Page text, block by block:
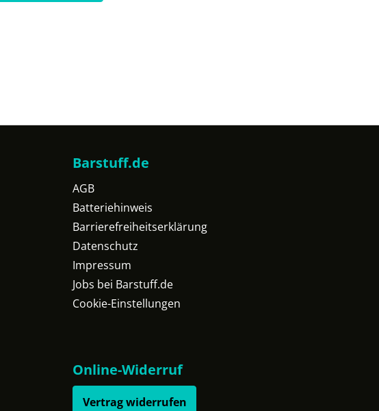
Barstuff.de
AGB
Batteriehinweis
Barrierefreiheitserklärung
Datenschutz
Impressum
Jobs bei Barstuff.de
Cookie-Einstellungen
Online-Widerruf
Vertrag widerrufen